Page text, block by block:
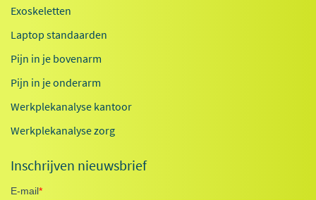
Exoskeletten
Laptop standaarden
Pijn in je bovenarm
Pijn in je onderarm
Werkplekanalyse kantoor
Werkplekanalyse zorg
Inschrijven nieuwsbrief